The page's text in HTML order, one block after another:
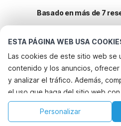
ESTA PÁGINA WEB USA
Las cookies de este sitio web se
contenido y los anuncios,
y analizar el tráfico. Además,
el uso que haga del sitio web
sociales, publicidad y análisis
combinarla con otra información
Personalizar
Basado en más de 7
Destinos más
Ciudades con los mejores
Alquileres vacacionales para
Alquileres vacacionales para
Alquileres vacacionales para familias
Servicios populares para
Casa de vacaciones con piscina
Alquileres vacacionales para familias
Ciudades populares para
Inicio Lista de deseos